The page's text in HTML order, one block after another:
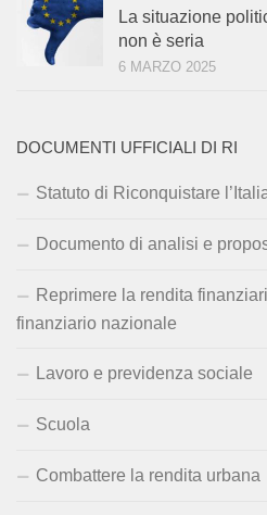
La situazione
non è seria
6 MARZO 2025
DOCUMENTI UFFICIALI DI RI
Statuto di Riconquistare
Documento di analisi e
Reprimere la rendita
finanziario nazionale
Lavoro e previdenza sociale
Scuola
Combattere la rendita urbana